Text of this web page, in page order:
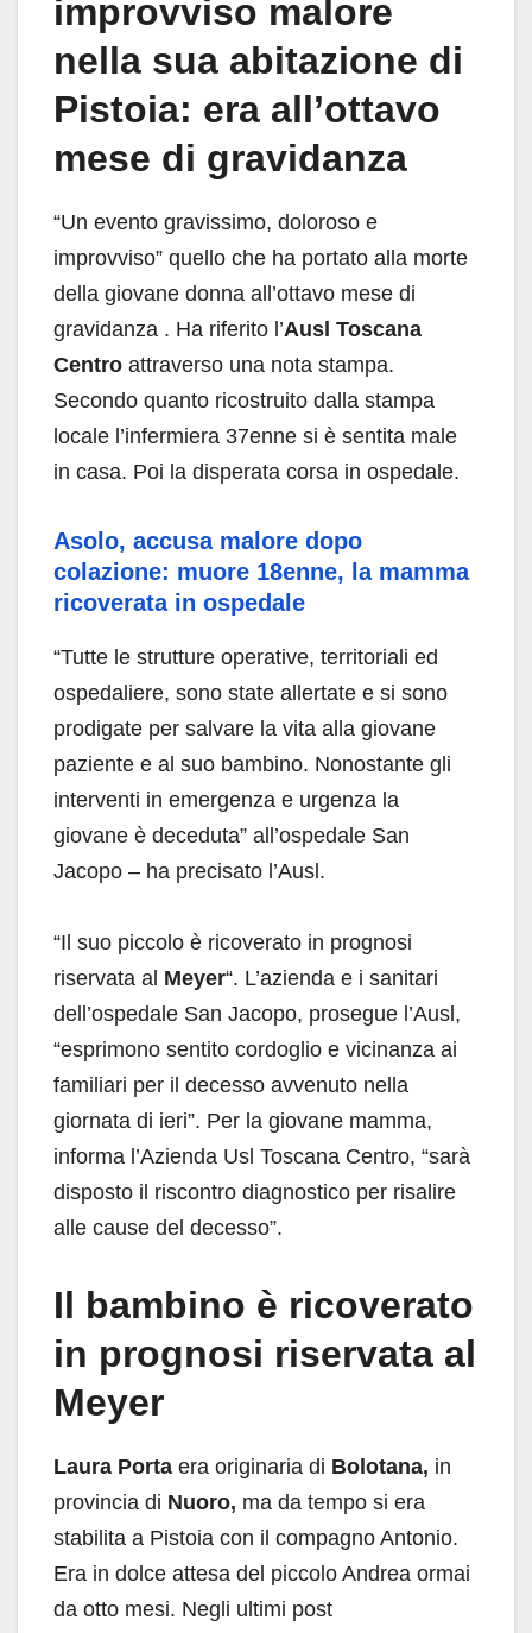
improvviso malore
nella sua abitazione di
Pistoia: era all’ottavo
mese di gravidanza
“Un evento gravissimo, doloroso e
improvviso” quello che ha portato alla morte
della giovane donna all’ottavo mese di
gravidanza . Ha riferito l’Ausl Toscana
Centro attraverso una nota stampa.
Secondo quanto ricostruito dalla stampa
locale l’infermiera 37enne si è sentita male
in casa. Poi la disperata corsa in ospedale.
Asolo, accusa malore dopo
colazione: muore 18enne, la mamma
ricoverata in ospedale
“Tutte le strutture operative, territoriali ed
ospedaliere, sono state allertate e si sono
prodigate per salvare la vita alla giovane
paziente e al suo bambino. Nonostante gli
interventi in emergenza e urgenza la
giovane è deceduta” all’ospedale San
Jacopo – ha precisato l’Ausl.
“Il suo piccolo è ricoverato in prognosi
riservata al Meyer“. L’azienda e i sanitari
dell’ospedale San Jacopo, prosegue l’Ausl,
“esprimono sentito cordoglio e vicinanza ai
familiari per il decesso avvenuto nella
giornata di ieri”. Per la giovane mamma,
informa l’Azienda Usl Toscana Centro, “sarà
disposto il riscontro diagnostico per risalire
alle cause del decesso”.
Il bambino è ricoverato
in prognosi riservata al
Meyer
Laura Porta era originaria di Bolotana, in
provincia di Nuoro, ma da tempo si era
stabilita a Pistoia con il compagno Antonio.
Era in dolce attesa del piccolo Andrea ormai
da otto mesi. Negli ultimi post